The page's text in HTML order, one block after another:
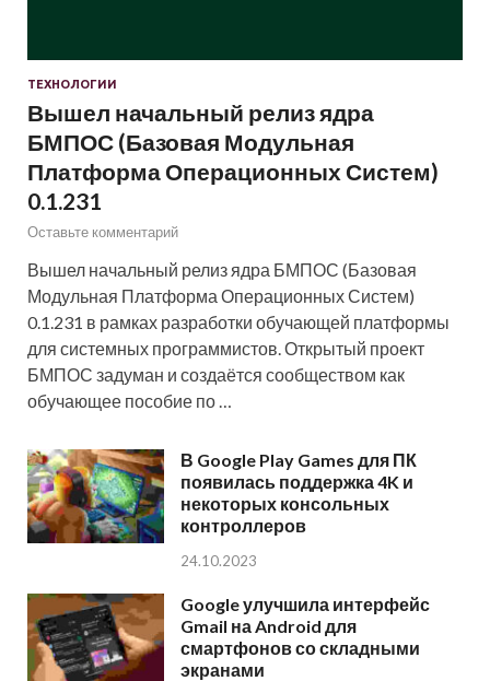
ТЕХНОЛОГИИ
Вышел начальный релиз ядра
БМПОС (Базовая Модульная
Платформа Операционных Систем)
0.1.231
Оставьте комментарий
Вышел начальный релиз ядра БМПОС (Базовая
Модульная Платформа Операционных Систем)
0.1.231 в рамках разработки обучающей платформы
для системных программистов. Открытый проект
БМПОС задуман и создаётся сообществом как
обучающее пособие по …
В Google Play Games для ПК
появилась поддержка 4K и
некоторых консольных
контроллеров
24.10.2023
Google улучшила интерфейс
Gmail на Android для
смартфонов со складными
экранами